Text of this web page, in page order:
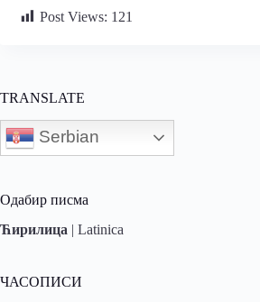
Post Views: 121
TRANSLATE
Serbian
Одабир писма
Ћирилица | Latinica
ЧАСОПИСИ